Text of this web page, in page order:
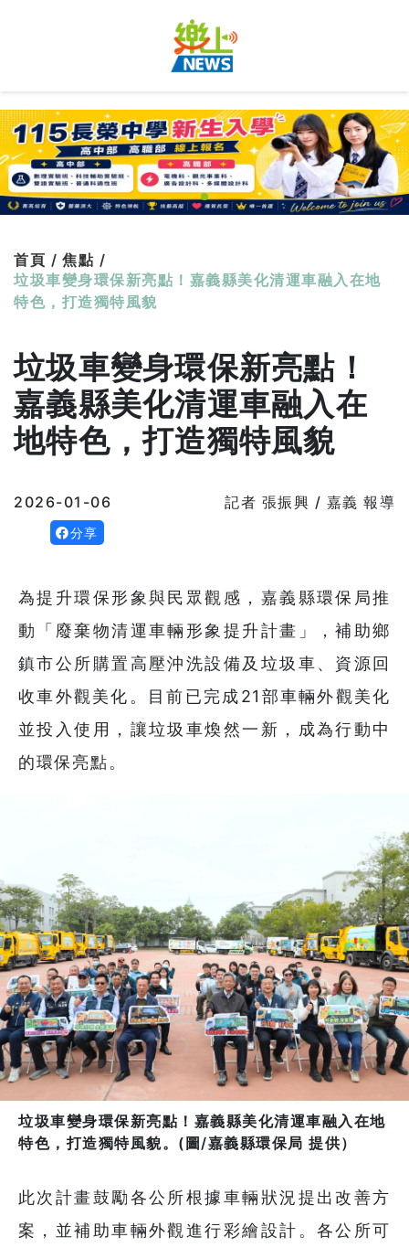
首頁 / 焦點 /
垃圾車變身環保新亮點！嘉義縣美化清運車融入在地
特色，打造獨特風貌
垃圾車變身環保新亮點！
嘉義縣美化清運車融入在
地特色，打造獨特風貌
2026-01-06 記者 張振興 / 嘉義 報導
分享
為提升環保形象與民眾觀感，嘉義縣環保局推
動「廢棄物清運車輛形象提升計畫」，補助鄉
鎮市公所購置高壓沖洗設備及垃圾車、資源回
收車外觀美化。目前已完成21部車輛外觀美化
並投入使用，讓垃圾車煥然一新，成為行動中
的環保亮點。
垃圾車變身環保新亮點！嘉義縣美化清運車融入在地
特色，打造獨特風貌。(圖/嘉義縣環保局 提供）
此次計畫鼓勵各公所根據車輛狀況提出改善方
案，並補助車輛外觀進行彩繪設計。各公所可